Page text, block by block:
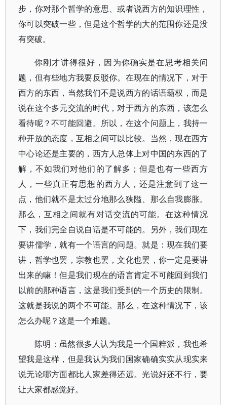
步，你对那个哲学的意思、或者说西方的知识理性，
你可以突破一些，但是这个哲学的大的范围你还是没
有突破。
你刚才讲得很好，因为你确实是在思考相关问
题，但有些地方我要反驳你。在现在的情况下，对于
西方的东西，当然我们不是说西方的话语霸权，而是
说在这个多元交流的时代，对于西方的东西，该怎么
看待呢？不可能回避。所以，在这个问题上，我持一
种开放的态度，互相之间可以比较。当然，现在西方
中心论还是主要的，西方人总体上对中国的东西的了
解，不如我们对他们的了解多；但是也有一些西方
人，一些真正有思想的西方人，还是注意到了这一
点，他们就不是太过分地那么狭隘、那么自我膨胀。
那么，互相之间就有对话交流的可能。在这种情况
下，我们完全自说自话是不可能的。另外，我们现在
要讲儒学，就有一个语言的问题。就是：现在我们要
讲，哲学也罢，宗教也罢，文化也罢，你一定是要讲
出来的嘛！但是我们现在的语言肯定不可能回到我们
以前的那种语言，这是我们受到的一个历史的限制。
这就是我说的两个不可能。那么，在这种情况下，该
怎么办呢？这是一个难题。
陈明：虽然很多人认为我是一个国粹派，我也希
望我是这样，但是我认为我们国家确确实实从现实来
说无论哪方面都比人家差得还远。光说好还不行，要
让大家都感觉好。